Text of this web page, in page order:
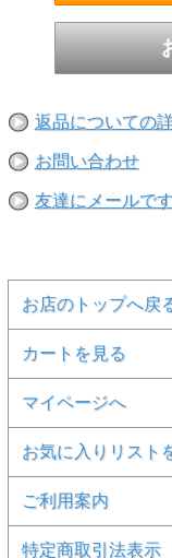
返品についての
お問い合わせ
友達にメールで
お店のトップへ戻
カートを見る
マイページへ
お気に入りリスト
ご利用案内
特定商取引法表示